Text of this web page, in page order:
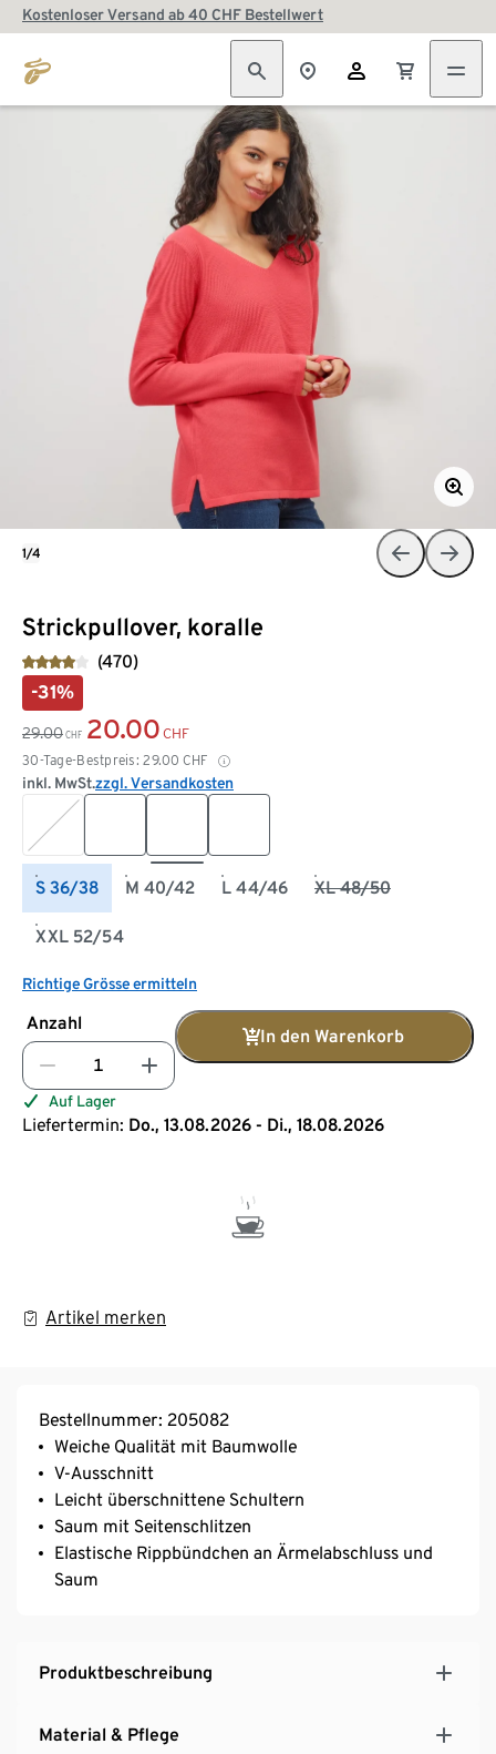
Kostenloser Versand ab 40 CHF Bestellwert
Strickpullover, koralle
(470)
-31%
29.00 CHF 20.00 CHF
30-Tage-Bestpreis: 29.00 CHF
inkl. MwSt.zzgl. Versandkosten
S 36/38 M 40/42 L 44/46 XL 48/50
XXL 52/54
Richtige Grösse ermitteln
Anzahl
In den Warenkorb
Auf Lager
Liefertermin: Do., 13.08.2026 - Di., 18.08.2026
Artikel merken
1/4
Bestellnummer: 205082
Weiche Qualität mit Baumwolle
V-Ausschnitt
Leicht überschnittene Schultern
Saum mit Seitenschlitzen
Elastische Rippbündchen an Ärmelabschluss und
Saum
Produktbeschreibung
Material & Pflege